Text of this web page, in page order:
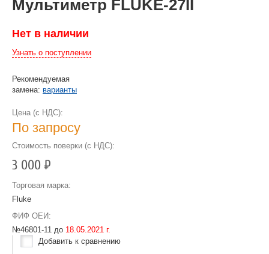
Мультиметр FLUKE-27II
Нет в наличии
Узнать о поступлении
Рекомендуемая
замена: варианты
Цена (с НДС):
По запросу
Стоимость поверки (с НДС):
3 000Р
Торговая марка:
Fluke
ФИФ ОЕИ:
№46801-11 до 18.05.2021 г.
Добавить к сравнению